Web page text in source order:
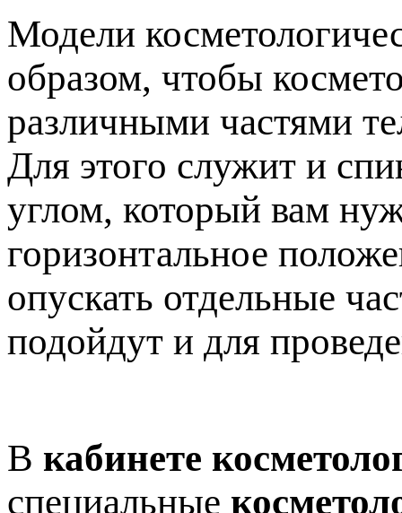
Модели
образом, чтобы
различными частями
Для этого служит и
углом, который вам
горизонтальное
опускать отдельные
подойдут и для
В кабинете
специальные